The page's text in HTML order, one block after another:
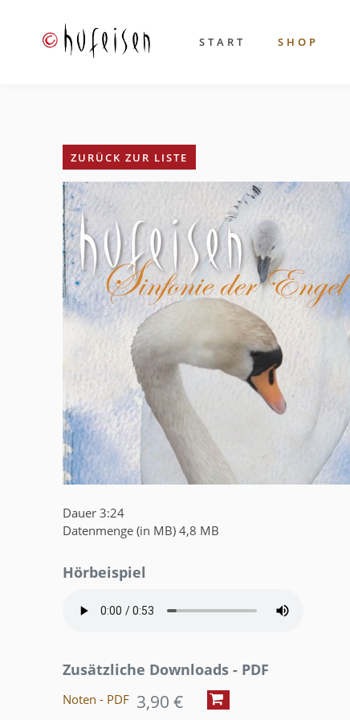
START SHOP
ZURÜCK ZUR LISTE
Dauer 3:24
Datenmenge (in MB) 4,8 MB
Hörbeispiel
Zusätzliche Downloads - PDF
Noten - PDF 3,90 €